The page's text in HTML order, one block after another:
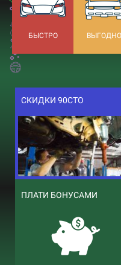
БЫСТРО ВЫГОДНО
СКИДКИ 90СТО
ПЛАТИ БОНУСАМИ